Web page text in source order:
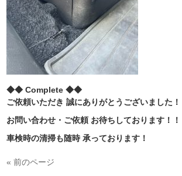
◆◆ Complete ◆◆
ご依頼いただき 誠にありがとうございました！
お問い合わせ・ご依頼 お待ちしております！！
車検時の清掃も随時 承っております！
« 前のページ